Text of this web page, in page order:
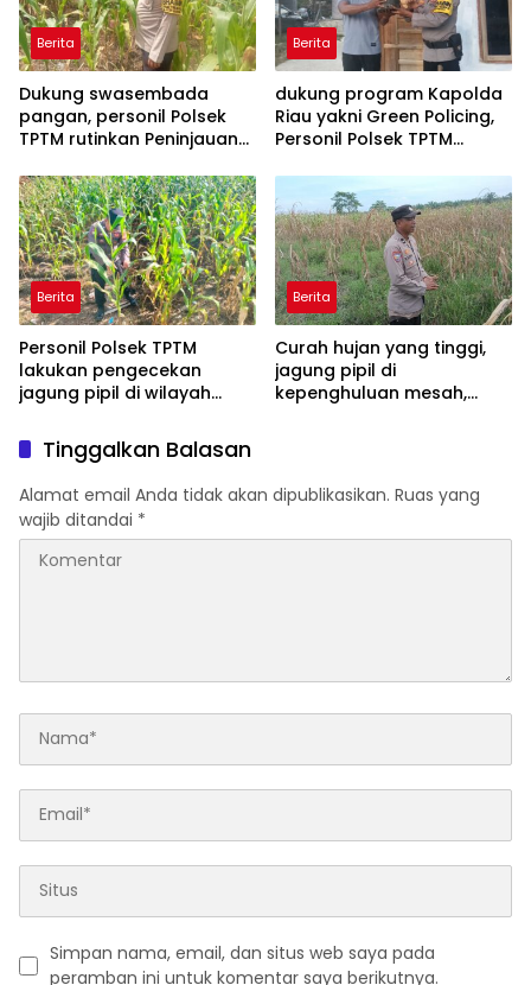
Berita
Dukung swasembada
pangan, personil Polsek
TPTM rutinkan Peninjauan
pipil di wilayah hukum
Polsek TPTM
Berita
dukung program Kapolda
Riau yakni Green Policing,
Personil Polsek TPTM
matoa kepada
masyarakat
Berita
Personil Polsek TPTM
lakukan pengecekan
jagung pipil di wilayah
Berita
Curah hujan yang tinggi,
jagung pipil di
kepenghuluan mesah,
cepat turun langsung
meninjau kelapangan
Tinggalkan Balasan
Alamat email Anda tidak akan dipublikasikan. Ruas yang
wajib ditandai *
Simpan nama, email, dan situs web saya pada
peramban ini untuk komentar saya berikutnya.